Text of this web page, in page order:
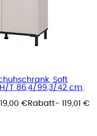
Soft
T 86,4/99,3/42 cm,
€Rabatt- 119,01 €